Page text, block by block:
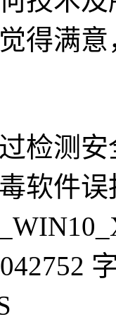
得满
检测
软件